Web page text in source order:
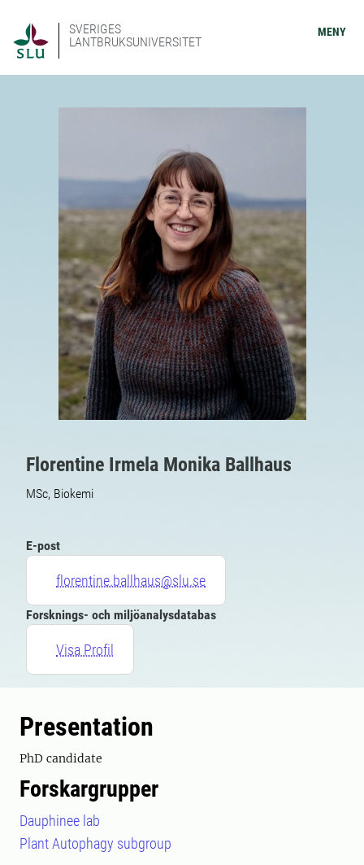
SVERIGES
LANTBRUKSUNIVERSITET
MENY
Florentine Irmela Monika Ballhaus
MSc, Biokemi
E-post
florentine.ballhaus@slu.se
Forsknings- och miljöanalysdatabas
Visa Profil
Presentation
PhD candidate
Forskargrupper
Dauphinee lab
Plant Autophagy subgroup